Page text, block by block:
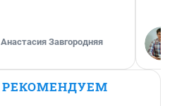
Анастасия Завгородняя
РЕКОМЕНДУЕМ